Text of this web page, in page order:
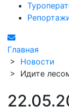
Главная
> Новости
> Идите